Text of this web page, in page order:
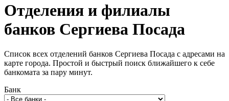
Отделения и филиалы
банков Сергиева Посада
Список всех отделений банков Сергиева Посада с адресами на
карте города. Простой и быстрый поиск ближайшего к себе
банкомата за пару минут.
Банк